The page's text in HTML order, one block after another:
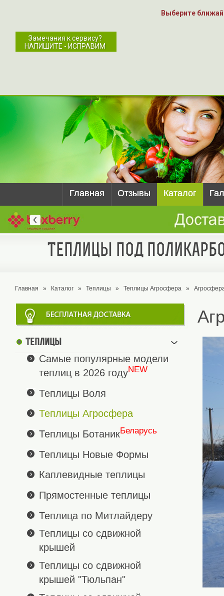
Выберите
Замечания к сервису?
НАПИШИТЕ - ИСПРАВИМ
Главная Отзывы Каталог
Теплицы под
Главная » Каталог » Теплицы » Теплицы Агросфера »
Теплицы
Самые популярные модели
теплиц в 2026 годуNEW
Теплицы Воля
Теплицы Агросфера
Теплицы БотаникБеларусь
Теплицы Новые Формы
Каплевидные теплицы
Прямостенные теплицы
Теплица по Митлайдеру
Теплицы со сдвижной
крышей
Теплицы со сдвижной
крышей "Тюльпан"